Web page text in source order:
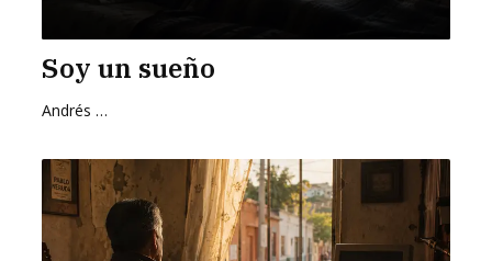
Soy un sueño
Andrés Zurita Zafra